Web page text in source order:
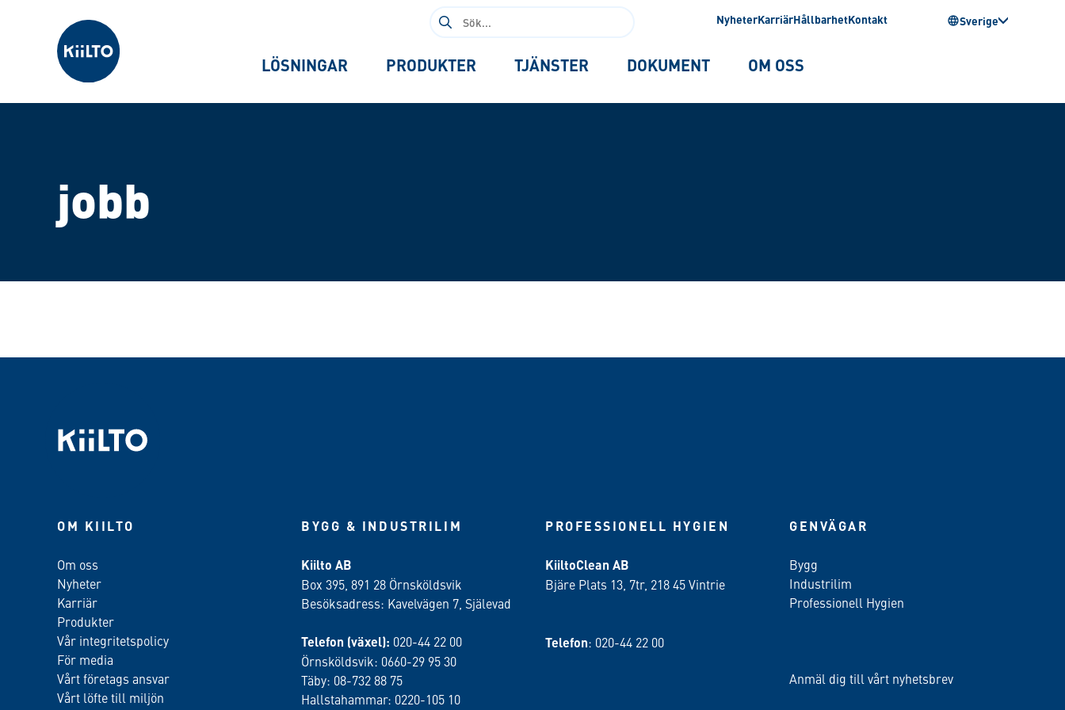
Kiilto Sweden
Sök
efter:
NyheterKarriärHållbarhetKontakt Sverige
LÖSNINGAR PRODUKTER TJÄNSTER DOKUMENT OM OSS
jobb
OM KIILTO
Om oss
Nyheter
Karriär
Produkter
Vår integritetspolicy
För media
Vårt företags ansvar
Vårt löfte till miljön
BYGG & INDUSTRILIM
Kiilto AB
Box 395, 891 28 Örnsköldsvik
Besöksadress: Kavelvägen 7, Själevad
Telefon (växel): 020-44 22 00
Örnsköldsvik: 0660-29 95 30
Täby: 08-732 88 75
Hallstahammar: 0220-105 10
PROFESSIONELL HYGIEN
KiiltoClean AB
Bjäre Plats 13, 7tr, 218 45 Vintrie
Telefon: 020-44 22 00
GENVÄGAR
Bygg
Industrilim
Professionell Hygien
Anmäl dig till vårt nyhetsbrev